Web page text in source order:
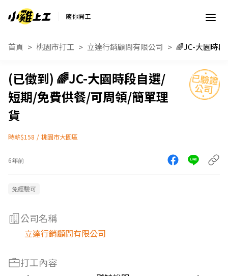
隨你開工
首頁 桃園市打工 立達行銷顧問有限公司
🌈JC-大園時段自選/
短期/免費供餐/可周領/簡單理
貨
時薪$158 / 桃園市大園區
6年前
免經驗可
公司名稱
立達行銷顧問有限公司
打工內容